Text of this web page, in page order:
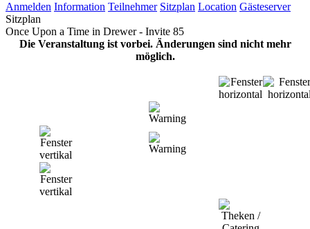
Anmelden Information Teilnehmer Sitzplan Location Gästeserver
Sitzplan
Once Upon a Time in Drewer - Invite 85
Die Veranstaltung ist vorbei. Änderungen sind nicht mehr
möglich.